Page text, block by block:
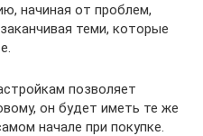
начиная от проблем,
теми, которые
позволяет
он будет иметь те же
начале при покупке.